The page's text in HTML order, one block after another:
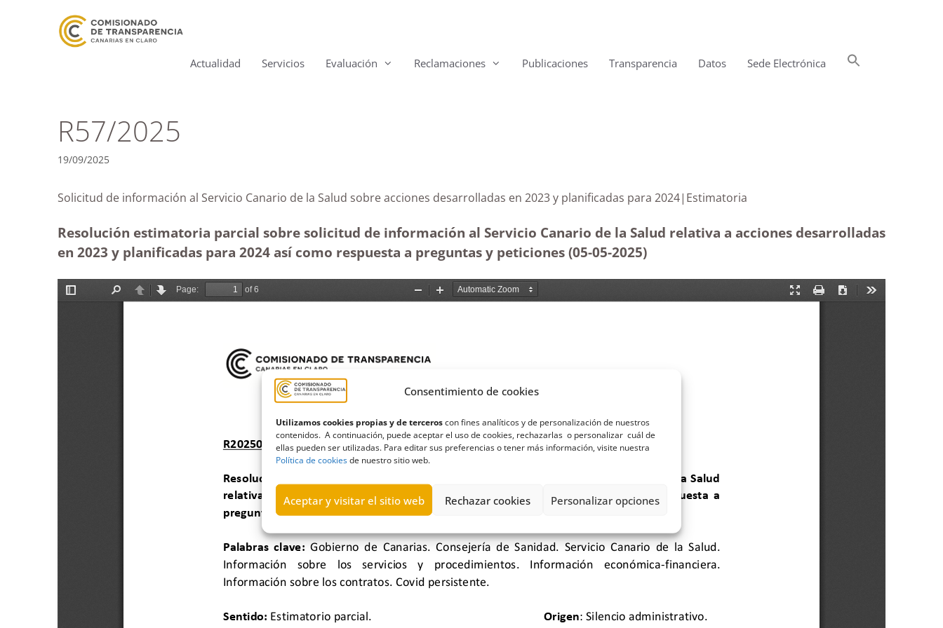
Consentimiento de cookies
Utilizamos cookies propias y de terceroscon fines analíticos y de personalización de nuestros
contenidos. A continuación, puede aceptar el uso de cookies, rechazarlas o personalizar cuál de
ellas pueden ser utilizadas. Para editar sus preferencias o tener más información, visite nuestra
Política de cookiesde nuestro sitio web.
Aceptar y visitar el sitio web Rechazar cookies Personalizar opciones
Actualidad Servicios Evaluación Reclamaciones Publicaciones Transparencia Datos Sede Electrónica
R57/2025
19/09/2025
Solicitud de información al Servicio Canario de la Salud sobre acciones desarrolladas en 2023 y planificadas para 2024|Estimatoria
Resolución estimatoria parcial sobre solicitud de información al Servicio Canario de la Salud relativa a acciones desarrolladas
en 2023 y planificadas para 2024 así como respuesta a preguntas y peticiones (05-05-2025)